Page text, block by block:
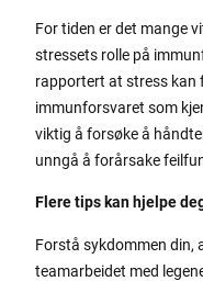
For tiden er det mange
stressets rolle på
rapportert at stress kan
immunforsvaret som
viktig å forsøke å
unngå å forårsake
Flere tips kan hjelpe
Forstå sykdommen din,
teamarbeidet med